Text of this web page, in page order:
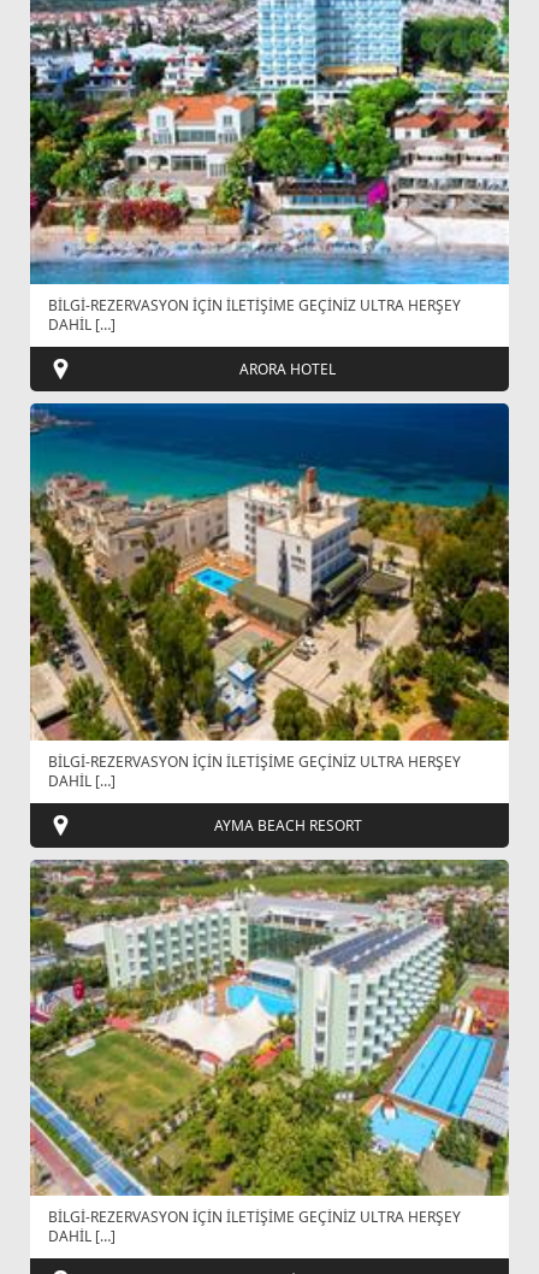
BİLGİ-REZERVASYON İÇİN İLETİŞİME GEÇİNİZ ULTRA HERŞEY
DAHİL […]
ARORA HOTEL
BİLGİ-REZERVASYON İÇİN İLETİŞİME GEÇİNİZ ULTRA HERŞEY
DAHİL […]
AYMA BEACH RESORT
BİLGİ-REZERVASYON İÇİN İLETİŞİME GEÇİNİZ ULTRA HERŞEY
DAHİL […]